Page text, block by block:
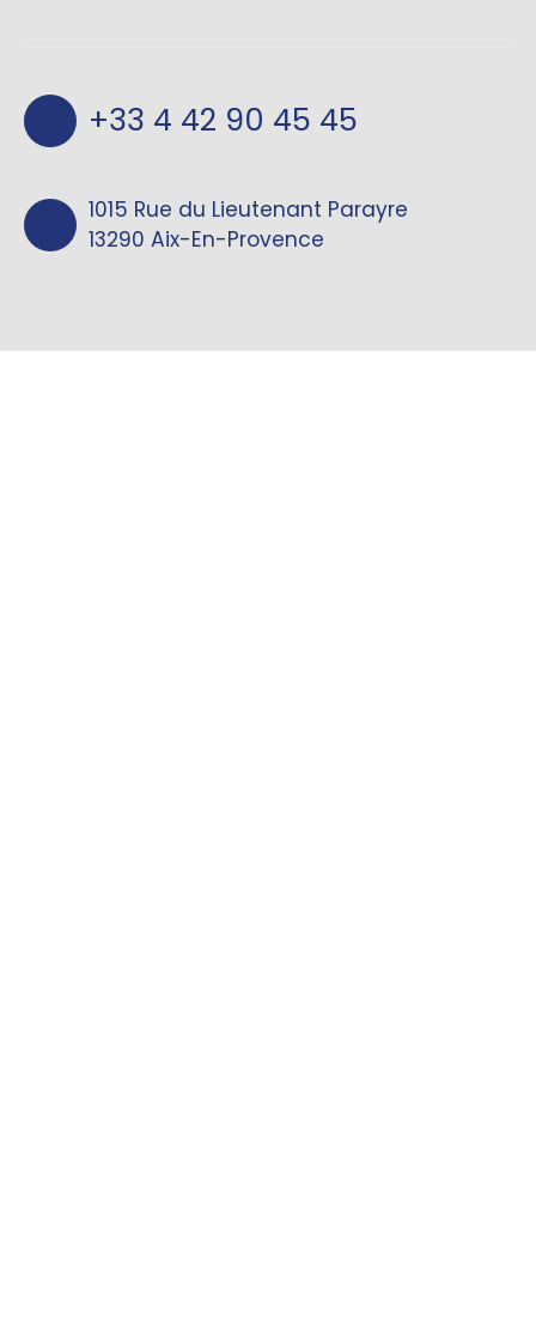
+33 4 42 90 45 45
1015 Rue du Lieutenant Parayre
13290 Aix-En-Provence